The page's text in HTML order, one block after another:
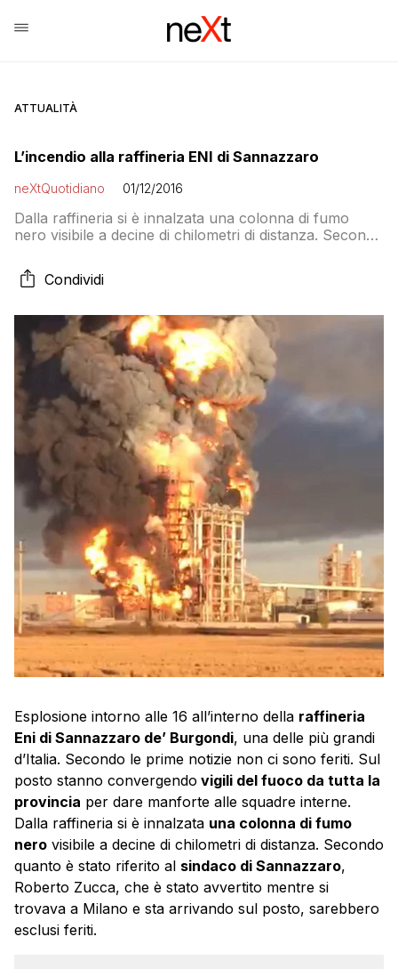
ATTUALITÀ
L’incendio alla raffineria ENI di Sannazzaro
neXtQuotidiano 01/12/2016
Dalla raffineria si è innalzata una colonna di fumo
nero visibile a decine di chilometri di distanza. Secondo
Roberto Zucca, che è stato avvertito mentre si
trovava a Milano e sta arrivando sul posto, sarebbero
Condividi
Esplosione intorno alle 16 all’interno della raffineria
Eni di Sannazzaro de’ Burgondi, una delle più grandi
d’Italia. Secondo le prime notizie non ci sono feriti. Sul
posto stanno convergendo vigili del fuoco da tutta la
provincia per dare manforte alle squadre interne.
Dalla raffineria si è innalzata una colonna di fumo
nero visibile a decine di chilometri di distanza. Secondo
quanto è stato riferito al sindaco di Sannazzaro,
Roberto Zucca, che è stato avvertito mentre si
trovava a Milano e sta arrivando sul posto, sarebbero
esclusi feriti.